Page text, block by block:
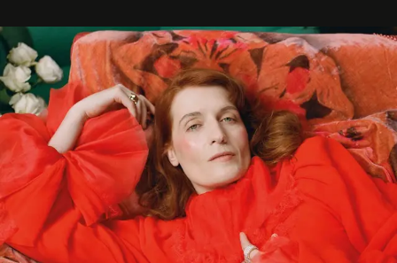
importa si no lo entienden’”, confiesa.